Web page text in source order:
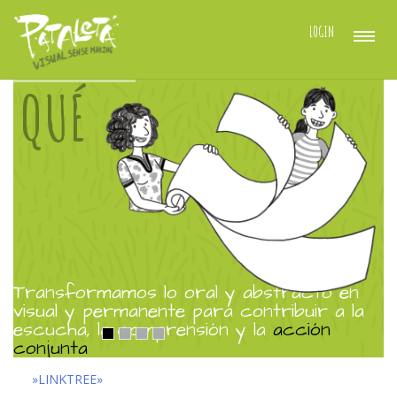
LOGIN
Transformamos lo oral y abstracto en
visual y permanente para contribuir a la
escucha, la comprensión y la acción
conjunta
QUÉ
»LINKTREE»